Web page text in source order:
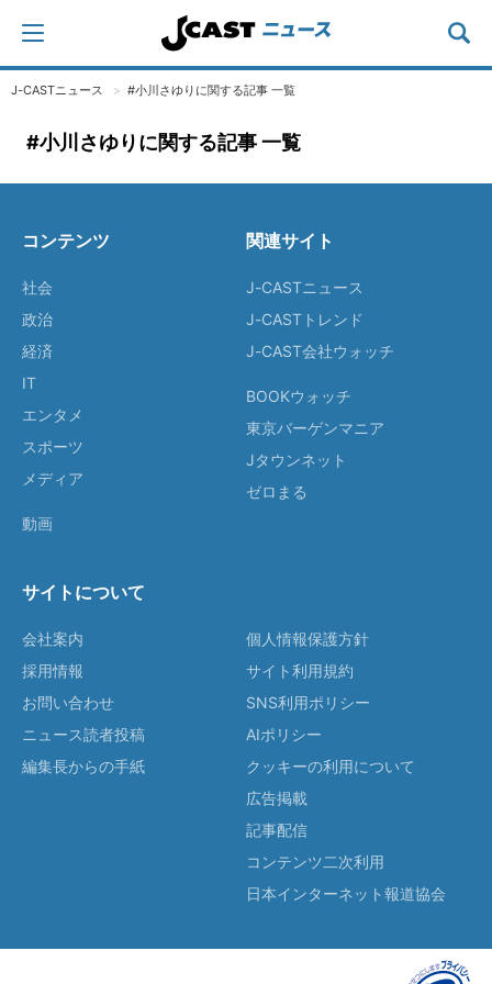
J-CASTニュース #小川さゆりに関する記事 一覧
#小川さゆりに関する記事 一覧
コンテンツ
社会
政治
経済
IT
エンタメ
スポーツ
メディア
動画
関連サイト
J-CASTニュース
J-CASTトレンド
J-CAST会社ウォッチ
BOOKウォッチ
東京バーゲンマニア
Jタウンネット
ゼロまる
サイトについて
会社案内
採用情報
お問い合わせ
ニュース読者投稿
編集長からの手紙
個人情報保護方針
サイト利用規約
SNS利用ポリシー
AIポリシー
クッキーの利用について
広告掲載
記事配信
コンテンツ二次利用
日本インターネット報道協会